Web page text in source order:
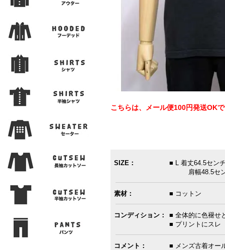
こちらは、メール便100円発送OK
SIZE：
■ L 着丈64.5セン
肩幅48.5セン
素材： ■ コットン
コンディション：
■ 全体的に色褪せ
■ プリントにスレ
コメント：
■ メンズ古着オー